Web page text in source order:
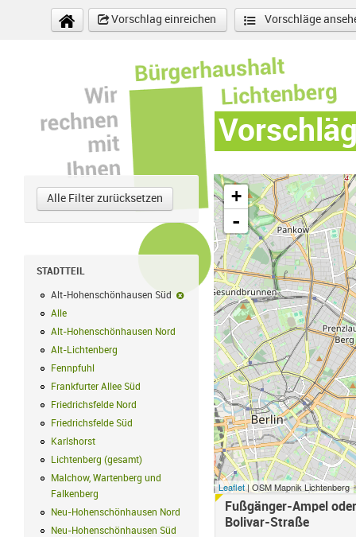
Direkt zum Inhalt
Vorschlag einreichen
Vorschläge
Alle Filter zurücksetzen
STADTTEIL
Alt-Hohenschönhausen Süd
Alt-Hohenschönhausen Süd-Filter
Alle
Alt-Hohenschönhausen Nord
Alt-Hohenschönhausen Nord Filter
Alt-Lichtenberg Alt-Lichtenberg Filter anwenden
Fennpfuhl
Frankfurter Allee Süd
Frankfurter Allee Süd Filter anwenden
Friedrichsfelde Nord
Friedrichsfelde Nord Filter anwenden
Friedrichsfelde Süd
Friedrichsfelde Süd Filter anwenden
Karlshorst
Lichtenberg (gesamt) Lichtenberg (gesamt) Filter anwenden
Malchow, Wartenberg und
Falkenberg Malchow, Wartenberg und Falkenberg Filter anwenden
Neu-Hohenschönhausen Nord
Neu-Hohenschönhausen Nord Filter
Neu-Hohenschönhausen Süd
+
-
Leaflet| OSM Mapnik Lichtenberg
Fußgänger-Ampel
Bolivar-Straße